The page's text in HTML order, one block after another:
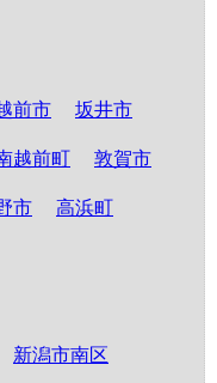
前市 坂井市
越前町 敦賀市
市 高浜町
新潟市南区